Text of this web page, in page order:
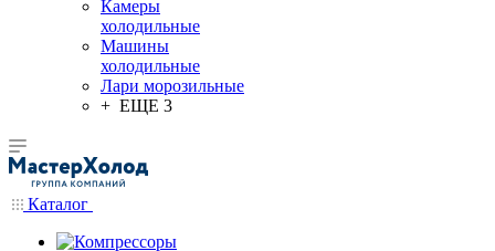
Камеры
холодильные
Машины
холодильные
Лари морозильные
+ ЕЩЕ 3
Каталог